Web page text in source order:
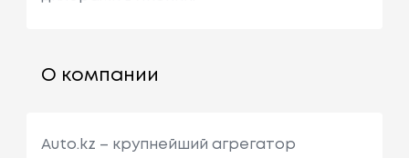
О компании
Auto.kz – крупнейший агрегатор